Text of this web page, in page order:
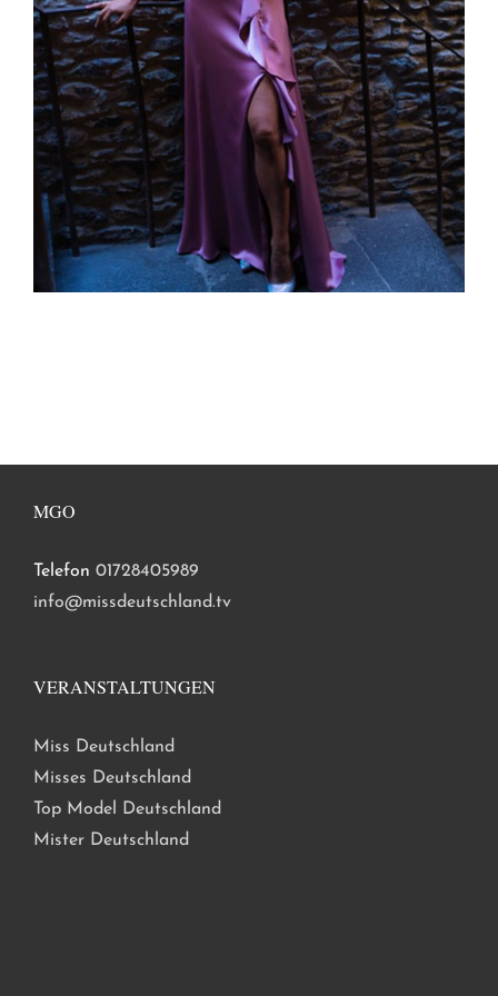
MGO
Telefon 01728405989
info@missdeutschland.tv
VERANSTALTUNGEN
Miss Deutschland
Misses Deutschland
Top Model Deutschland
Mister Deutschland